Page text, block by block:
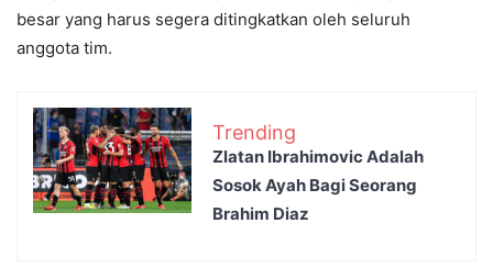
besar yang harus segera ditingkatkan oleh seluruh
anggota tim.
Trending
Zlatan Ibrahimovic Adalah
Sosok Ayah Bagi Seorang
Brahim Diaz